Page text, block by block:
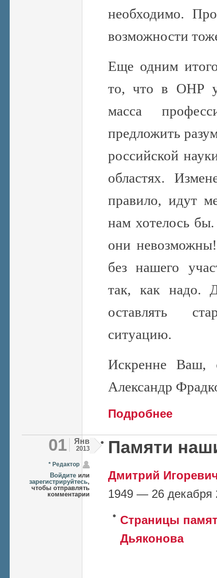
необходимо.
возможности
Еще одним
то, что в ОНР
масса
предложить
российской
областях.
правило, идут
нам хотелось
они
без нашего
так, как надо.
оставлять
ситуацию.
Искренне Ваш,
Александр
Подробнее
01 Янв
2013
* Редактор
Войдите или
зарегистрируйтесь,
чтобы отправлять
комментарии
Памяти
Дмитрий
1949 — 26 декабря
Страницы
Дьяконова